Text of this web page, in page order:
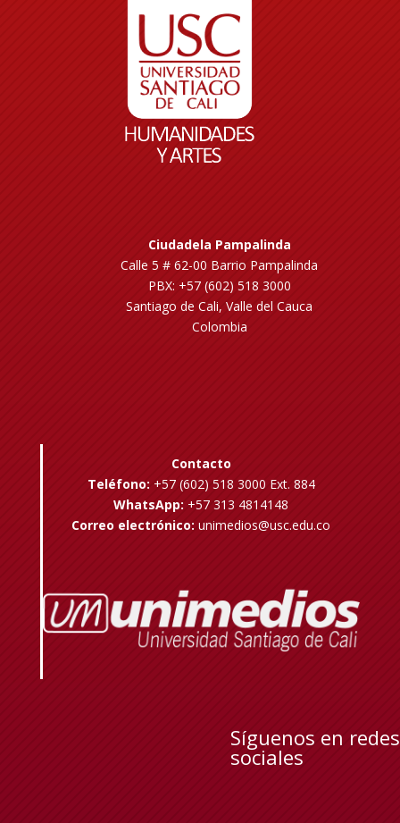
Ciudadela Pampalinda
Calle 5 # 62-00 Barrio Pampalinda
PBX: +57 (602) 518 3000
Santiago de Cali, Valle del Cauca
Colombia
Contacto
Teléfono: +57 (602) 518 3000 Ext. 884
WhatsApp: +57 313 4814148
Correo electrónico: unimedios@usc.edu.co
Síguenos en redes
sociales